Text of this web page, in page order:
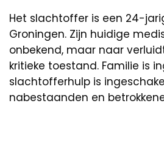
Het slachtoffer is een 24-
Groningen. Zijn huidige
onbekend, maar naar
kritieke toestand. Familie is
slachtofferhulp is
nabestaanden en